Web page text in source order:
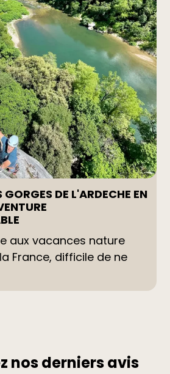
GORGES DE L'ARDECHE EN
aux vacances nature
France, difficile de ne
nos derniers avis